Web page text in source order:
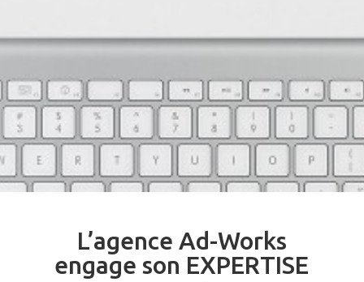
L’agence Ad-Works
engage son EXPERTISE